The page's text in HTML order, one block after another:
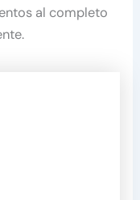
al completo